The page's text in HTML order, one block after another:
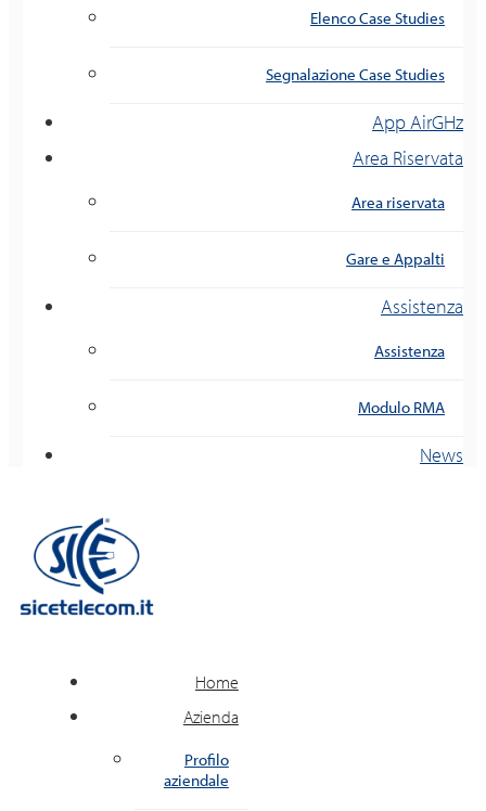
Elenco Case Studies
Segnalazione Case Studies
App AirGHz
Area Riservata
Area riservata
Gare e Appalti
Assistenza
Assistenza
Modulo RMA
News
Home
Azienda
Profilo
aziendale